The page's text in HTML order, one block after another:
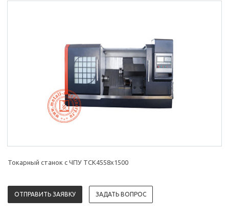
Токарный станок с ЧПУ TCK4558х1500
ОТПРАВИТЬ ЗАЯВКУ ЗАДАТЬ ВОПРОС